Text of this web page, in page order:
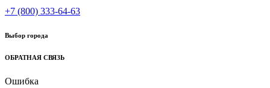
+7 (800) 333-64-63
Выбор города
ОБРАТНАЯ СВЯЗЬ
Ошибка